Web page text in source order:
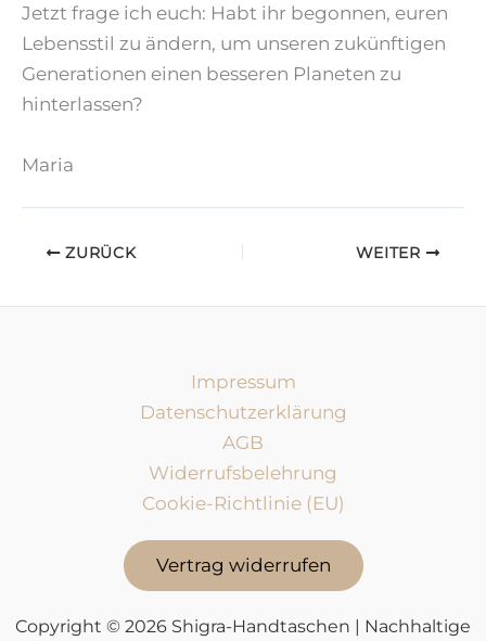
Jetzt frage ich euch: Habt ihr begonnen, euren
Lebensstil zu ändern, um unseren zukünftigen
Generationen einen besseren Planeten zu
hinterlassen?
Maria
ZURÜCK WEITER
Impressum
Datenschutzerklärung
AGB
Widerrufsbelehrung
Cookie-Richtlinie (EU)
Vertrag widerrufen
Copyright © 2026 Shigra-Handtaschen | Nachhaltige